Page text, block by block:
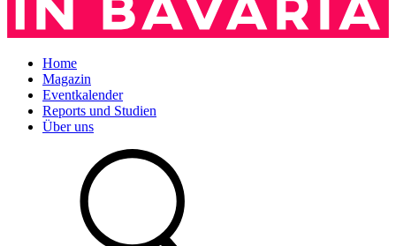
Home
Magazin
Eventkalender
Reports und Studien
Über uns